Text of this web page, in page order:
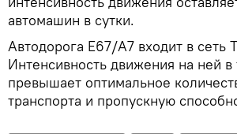
автомашин в сутки.
Автодорога E67/A7 входит в сеть
Интенсивность движения на ней в
превышает оптимальное
транспорта и пропускную